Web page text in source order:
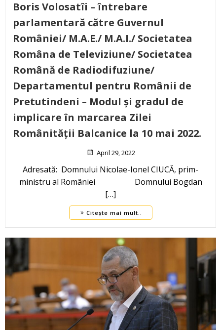
Boris Volosatîi – întrebare
parlamentară către Guvernul
României/ M.A.E./ M.A.I./ Societatea
Româna de Televiziune/ Societatea
Română de Radiodifuziune/
Departamentul pentru Românii de
Pretutindeni – Modul și gradul de
implicare în marcarea Zilei
Românității Balcanice la 10 mai 2022.
April 29, 2022
Adresată: Domnului Nicolae-Ionel CIUCĂ, prim-
ministru al României Domnului Bogdan
[…]
Citește mai mult..